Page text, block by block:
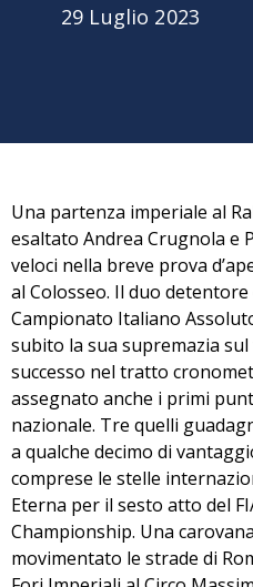
29 Luglio 2023
Una partenza imperiale al
esaltato Andrea Crugnola e
veloci nella breve prova
al Colosseo. Il duo
Campionato Italiano
subito la sua supremazia
successo nel tratto
assegnato anche i primi
nazionale. Tre quelli
a qualche decimo di
comprese le stelle
Eterna per il sesto atto del
Championship. Una
movimentato le strade di